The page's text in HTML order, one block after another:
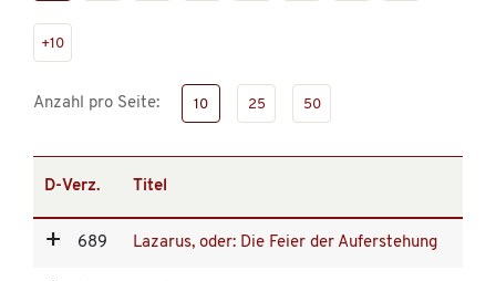
+10
Anzahl pro Seite: 10 25 50
D-Verz. Titel
689 Lazarus, oder: Die Feier der Auferstehung